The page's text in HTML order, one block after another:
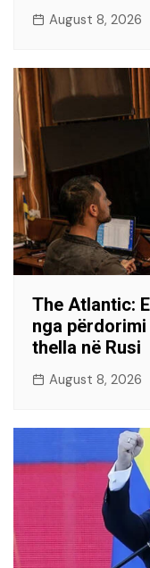
August 8, 2026
The Atlantic:
nga
thella në Rusi
August 8, 2026